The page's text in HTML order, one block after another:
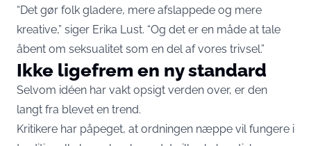
“Det gør folk gladere, mere afslappede og mere
kreative,” siger Erika Lust. “Og det er en måde at tale
åbent om seksualitet som en del af vores trivsel.”
Ikke ligefrem en ny standard
Selvom idéen har vakt opsigt verden over, er den
langt fra blevet en trend.
Kritikere har påpeget, at ordningen næppe vil fungere i